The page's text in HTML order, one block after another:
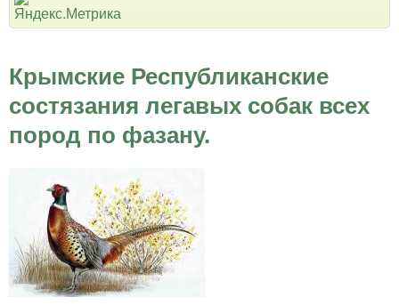
Крымские Республиканские
состязания легавых собак всех
пород по фазану.